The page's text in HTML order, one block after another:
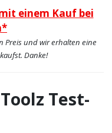
einem Kauf bei
Preis und wir erhalten eine
Danke!
Test-